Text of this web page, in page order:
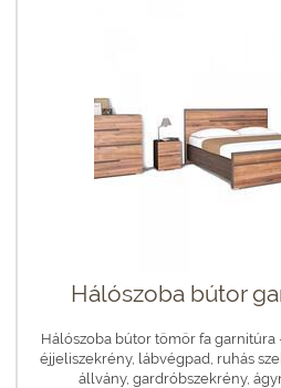
Hálószoba bútor
Hálószoba bútor tömör fa garnitúra
éjjeliszekrény, lábvégpad, ruhás
állvány, gardróbszekrény,